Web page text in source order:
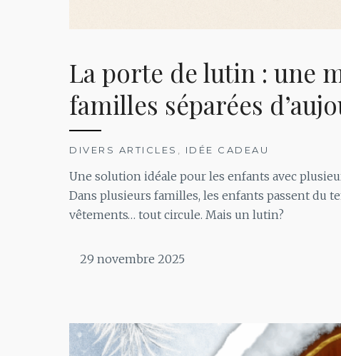
La porte de lutin : une
familles séparées
DIVERS ARTICLES IDÉE CADEAU
Une solution idéale pour les enfants avec
Dans plusieurs familles, les enfants passent du
vêtements… tout circule. Mais un lutin?
29 novembre 2025